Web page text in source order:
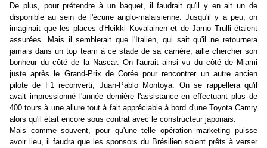
De plus, pour prétendre à un baquet, il faudrait qu'il y en ait un de
disponible au sein de l'écurie anglo-malaisienne. Jusqu'il y a peu, on
imaginait que les places d'Heikki Kovalainen et de Jarno Trulli étaient
assurées. Mais il semblerait que l'Italien, qui sait qu'il ne retournera
jamais dans un top team à ce stade de sa carrière, aille chercher son
bonheur du côté de la Nascar. On l'aurait ainsi vu du côté de Miami
juste après le Grand-Prix de Corée pour rencontrer un autre ancien
pilote de F1 reconverti, Juan-Pablo Montoya. On se rappellera qu'il
avait impressionné l'année dernière l'assistance en effectuant plus de
400 tours à une allure tout à fait appréciable à bord d'une Toyota Camry
alors qu'il était encore sous contrat avec le constructeur japonais.
Mais comme souvent, pour qu'une telle opération marketing puisse
avoir lieu, il faudra que les sponsors du Brésilien soient prêts à verser